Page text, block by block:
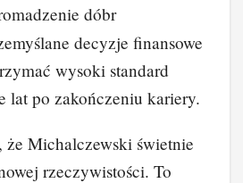
dóbr
decyzje finansowe
wysoki standard
lat po zakończeniu kariery.
że Michalczewski świetnie
rzeczywistości. To